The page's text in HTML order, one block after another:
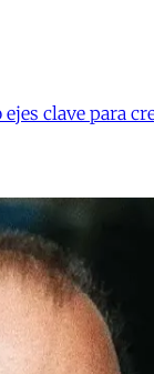
clave para